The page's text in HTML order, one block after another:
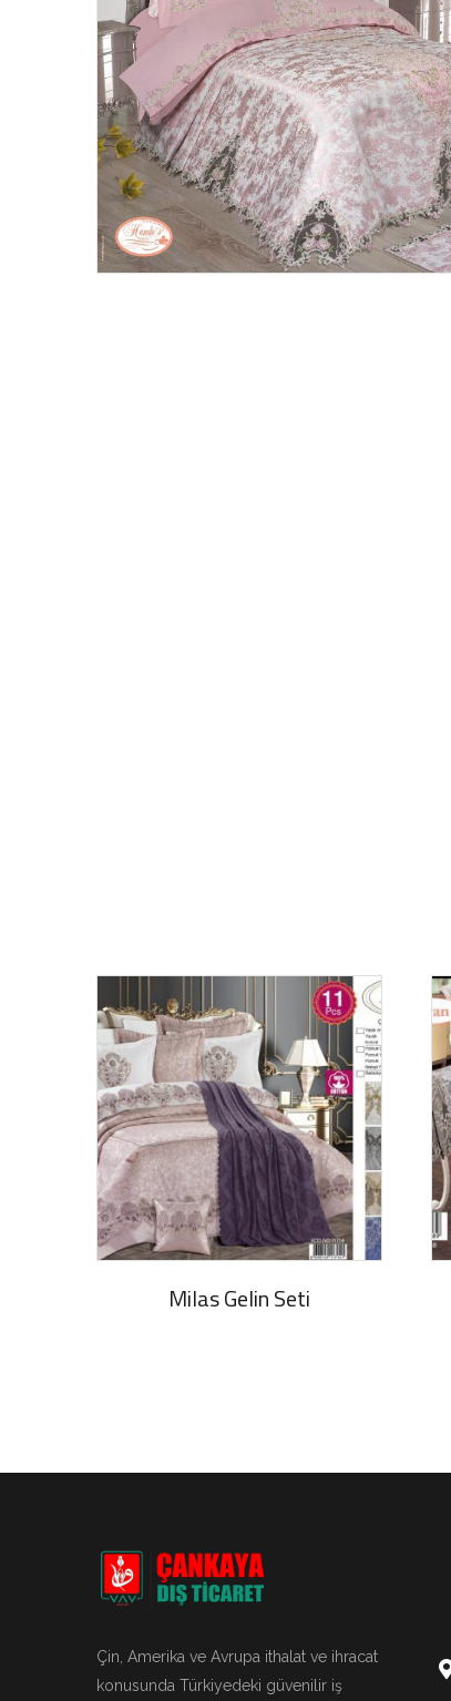
Milas Gelin Seti
Çin, Amerika ve Avrupa ithalat ve ihracat
konusunda Türkiyedeki güvenilir iş